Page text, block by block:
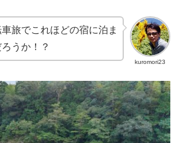
kuromori23
旅でこれほどの宿に泊ま
うか！？